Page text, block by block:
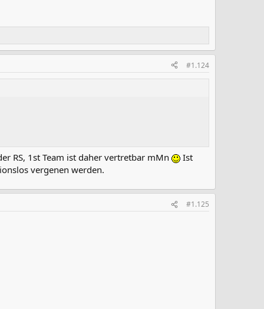
#1.124
RS, 1st Team ist daher vertretbar mMn
Ist
vergenen werden.
#1.125